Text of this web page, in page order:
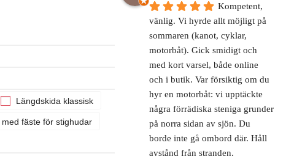
Längdskida klassisk
med fäste för stighudar
Kompetent,
vänlig. Vi hyrde allt möjligt på
sommaren (kanot, cyklar,
motorbåt). Gick smidigt och
med kort varsel, både online
och i butik. Var försiktig om du
hyr en motorbåt: vi upptäckte
några förrädiska steniga grunder
på norra sidan av sjön. Du
borde inte gå ombord där. Håll
avstånd från stranden.